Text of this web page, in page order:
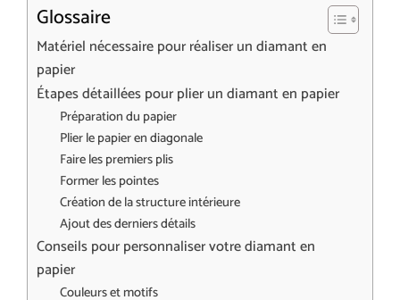
Glossaire
Matériel nécessaire pour réaliser un diamant en
papier
Étapes détaillées pour plier un diamant en papier
Préparation du papier
Plier le papier en diagonale
Faire les premiers plis
Former les pointes
Création de la structure intérieure
Ajout des derniers détails
Conseils pour personnaliser votre diamant en
papier
Couleurs et motifs